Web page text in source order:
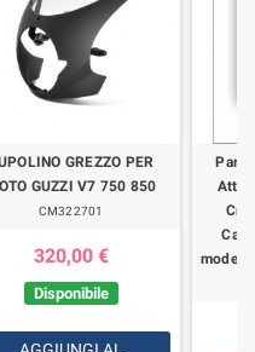
GREZZO PER
GUZZI V7 750 850
CM322701
320,00 €
Disponibile
modelli